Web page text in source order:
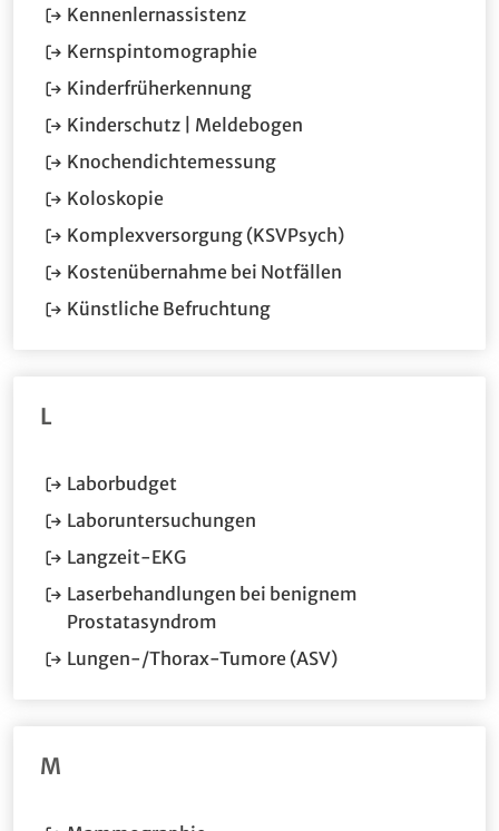
Kennenlernassistenz(Öffnet im neuen Fenster.)
Kernspintomographie(Öffnet im neuen Fenster.)
Kinderfrüherkennung(Öffnet im neuen Fenster.)
Kinderschutz | Meldebogen
Knochendichtemessung(Öffnet im neuen
Koloskopie(Öffnet im neuen Fenster.)
Komplexversorgung (KSVPsych)(Öffnet im neuen
Kostenübernahme bei Notfällen
Künstliche Befruchtung(Öffnet im neuen Fenster.)
L
Laborbudget
Laboruntersuchungen
Langzeit-EKG(Öffnet im neuen Fenster.)
Laserbehandlungen bei benignem
Prostatasyndrom
Lungen-/Thorax-Tumore (ASV)
M